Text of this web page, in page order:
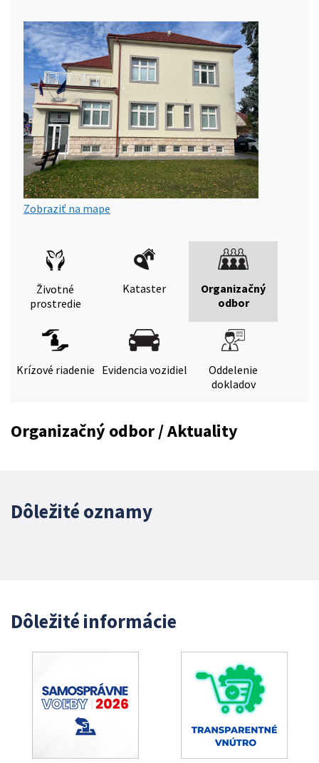
Zobraziť na mape
Životné
prostredie
Kataster
Organizačný
odbor
Krízové riadenie Evidencia vozidiel
Oddelenie
dokladov
Organizačný odbor / Aktuality
Dôležité oznamy
Dôležité informácie